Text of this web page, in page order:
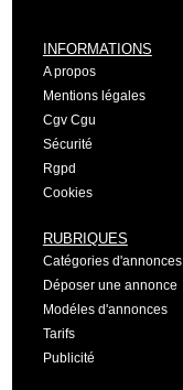
INFORMATIONS
A propos
Mentions légales
Cgv Cgu
Sécurité
Rgpd
Cookies
RUBRIQUES
Catégories d'annonces
Déposer une annonce
Modéles d'annonces
Tarifs
Publicité